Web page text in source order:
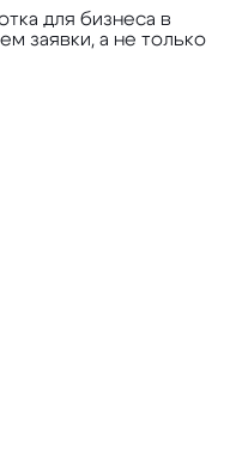
для бизнеса в
заявки, а не только